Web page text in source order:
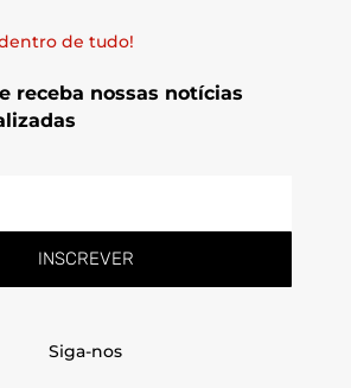
de tudo!
receba nossas notícias
INSCREVER
Siga-nos